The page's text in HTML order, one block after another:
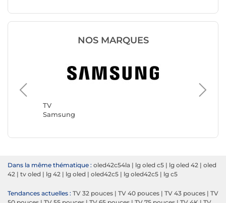
NOS MARQUES
TV
Samsung
TV
TCL
Dans la même thématique : oled42c54la | lg oled c5 | lg oled 42 | oled
42 | tv oled | lg 42 | lg oled | oled42c5 | lg oled42c5 | lg c5
Tendances actuelles : TV 32 pouces | TV 40 pouces | TV 43 pouces | TV